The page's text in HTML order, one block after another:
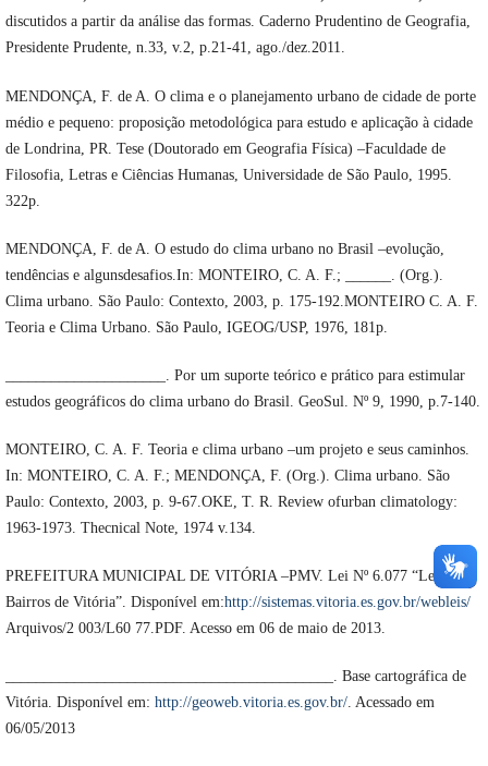
discutidos a partir da análise das formas. Caderno Prudentino de Geografia,
Presidente Prudente, n.33, v.2, p.21-41, ago./dez.2011.
MENDONÇA, F. de A. O clima e o planejamento urbano de cidade de porte
médio e pequeno: proposição metodológica para estudo e aplicação à cidade
de Londrina, PR. Tese (Doutorado em Geografia Física) –Faculdade de
Filosofia, Letras e Ciências Humanas, Universidade de São Paulo, 1995.
322p.
MENDONÇA, F. de A. O estudo do clima urbano no Brasil –evolução,
tendências e algunsdesafios.In: MONTEIRO, C. A. F.; ______. (Org.).
Clima urbano. São Paulo: Contexto, 2003, p. 175-192.MONTEIRO C. A. F.
Teoria e Clima Urbano. São Paulo, IGEOG/USP, 1976, 181p.
_____________________. Por um suporte teórico e prático para estimular
estudos geográficos do clima urbano do Brasil. GeoSul. Nº 9, 1990, p.7-140.
MONTEIRO, C. A. F. Teoria e clima urbano –um projeto e seus caminhos.
In: MONTEIRO, C. A. F.; MENDONÇA, F. (Org.). Clima urbano. São
Paulo: Contexto, 2003, p. 9-67.OKE, T. R. Review ofurban climatology:
1963-1973. Thecnical Note, 1974 v.134.
PREFEITURA MUNICIPAL DE VITÓRIA –PMV. Lei Nº 6.077 “Lei de
Bairros de Vitória”. Disponível em:http://sistemas.vitoria.es.gov.br/webleis/
Arquivos/2 003/L60 77.PDF. Acesso em 06 de maio de 2013.
___________________________________________. Base cartográfica de
Vitória. Disponível em: http://geoweb.vitoria.es.gov.br/. Acessado em
06/05/2013